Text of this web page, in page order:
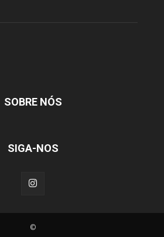
SOBRE NÓS
SIGA-NOS
©